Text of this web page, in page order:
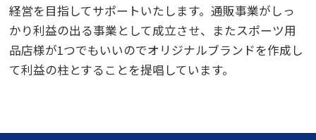
経営を目指してサポートいたします。通販事業がしっ
かり利益の出る事業として成立させ、またスポーツ用
品店様が1つでもいいのでオリジナルブランドを作成し
て利益の柱とすることを提唱しています。